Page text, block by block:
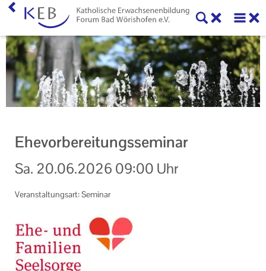
Ehevorbereitungsseminar
Sa. 20.06.2026 09:00 Uhr
Veranstaltungsart: Seminar
Home
KEB Forum Bad Wörishofen
Forum Bad Wörishofen
Vorstand und Beirat
Veranstaltungen
Veranstaltung KEB Forum Bad Wörishofen
Unsere Veranstaltungsorte
Veranstaltungen im Bistum Augsburg